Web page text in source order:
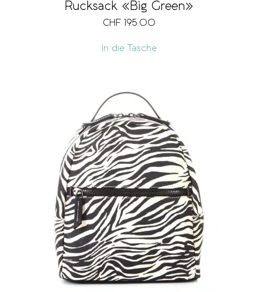
Rucksack «Big Green»
CHF 195.00
In die Tasche